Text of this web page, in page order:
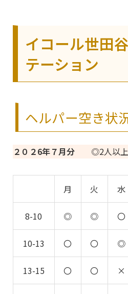
イコール世田
テーション
ヘルパー空き状
２０２6年７月分◎2人以上
月 火 水
8-10 ◎ ◎ 〇
10-13 〇 〇 ◎
13-15 〇 〇 ×